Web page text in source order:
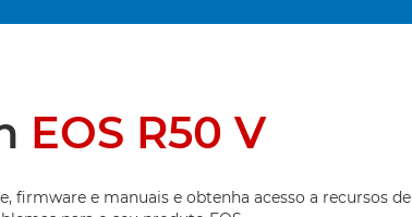
EOS R50 V
firmware e manuais e obtenha acesso a recursos de